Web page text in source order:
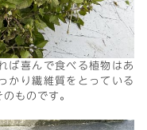
ば喜んで食べる植物はあ
かり繊維質をとっている
ものです。